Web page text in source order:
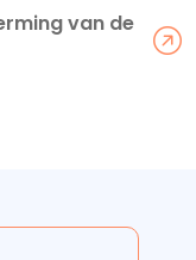
van de